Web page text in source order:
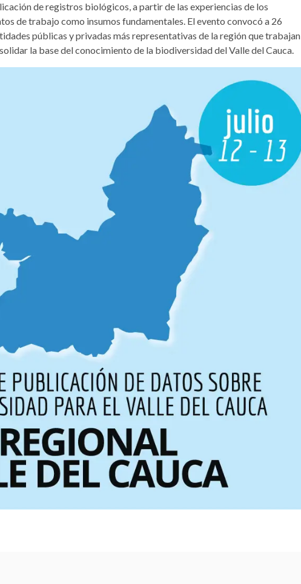
de registros biológicos, a partir de las experiencias de los
de trabajo como insumos fundamentales. El evento convocó a 26
públicas y privadas más representativas de la región que trabajan
la base del conocimiento de la biodiversidad del Valle del Cauca.